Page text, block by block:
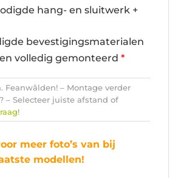
hang- en sluitwerk +
bevestigingsmaterialen
volledig gemonteerd *
Feanwâlden! – Montage verder
– Selecteer juiste afstand of
!
meer foto’s van bij
modellen!